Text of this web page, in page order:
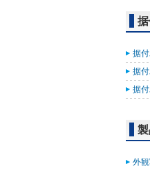
据
据
据
外